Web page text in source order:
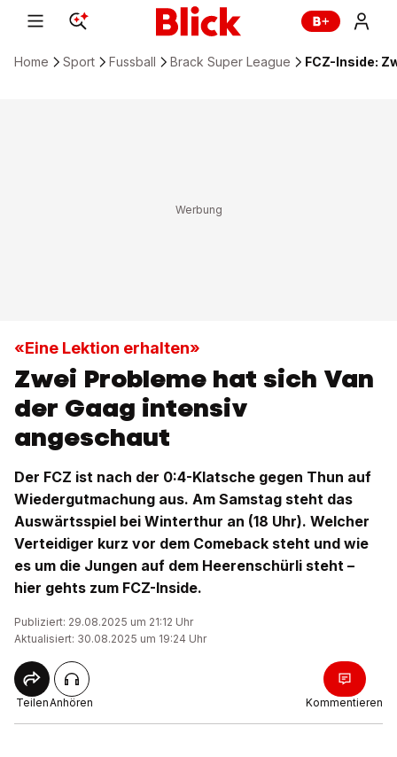
Home Sport Fussball Brack Super League FCZ-Inside:
«Eine Lektion erhalten»
Zwei Probleme hat sich Van
der Gaag intensiv
angeschaut
Der FCZ ist nach der 0:4-Klatsche gegen Thun auf
Wiedergutmachung aus. Am Samstag steht das
Auswärtsspiel bei Winterthur an (18 Uhr). Welcher
Verteidiger kurz vor dem Comeback steht und wie
es um die Jungen auf dem Heerenschürli steht –
hier gehts zum FCZ-Inside.
Publiziert: 29.08.2025 um 21:12 Uhr
Aktualisiert: 30.08.2025 um 19:24 Uhr
TeilenAnhören Kommentieren